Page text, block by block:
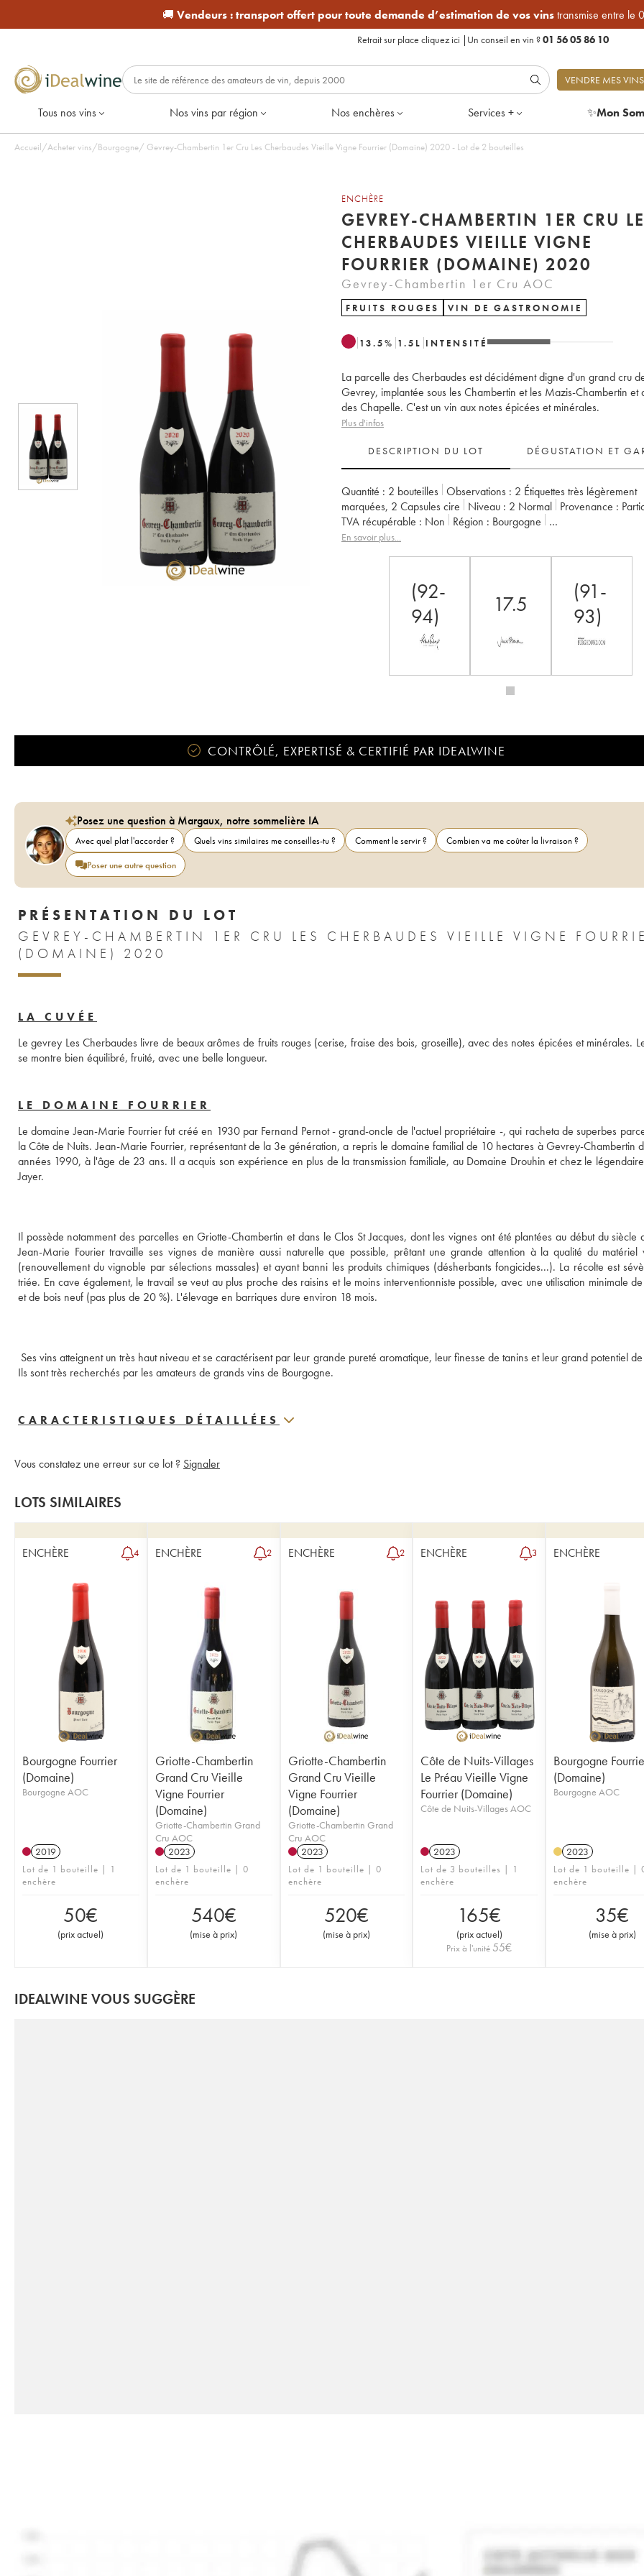
🚚 Vendeurs :transport offert pour toute demande d’estimation de vos vinstransmise entre le
Retrait sur place cliquez ici | Un conseil en vin ?01 56 05 86 10
VENDRE MES VINS
Tous nos vins Nos vins par région Nos enchères Services + ✨Mon
Accueil/Acheter vins/Bourgogne/ Gevrey-Chambertin 1er Cru Les Cherbaudes Vieille Vigne Fourrier (Domaine) 2020 - Lot de 2 bouteilles
ENCHÈRE
GEVREY-CHAMBERTIN 1ER CRU
CHERBAUDES VIEILLE VIGNE
FOURRIER (DOMAINE) 2020
Gevrey-Chambertin 1er Cru AOC
FRUITS ROUGES VIN DE GASTRONOMIE
13.5% 1.5 L INTENSITÉ
La parcelle des Cherbaudes est décidément digne d'un grand cru
Gevrey, implantée sous les Chambertin et les Mazis-Chambertin et
des Chapelle. C'est un vin aux notes épicées et minérales.
Plus d'infos
DESCRIPTION DU LOT DÉGUSTATION ET
Quantité : 2 bouteilles Observations : 2 Étiquettes très légèrement
marquées, 2 Capsules cire Niveau : 2 Normal Provenance :
TVA récupérable :
non Région :
Bourgogne
Appellation :
En savoir plus...
(92-
94)
17.5
(91-
93)
CONTRÔLÉ, EXPERTISÉ & CERTIFIÉ PAR IDEALWINE
Posez une question à Margaux, notre sommelière IA
Avec quel plat l'accorder ? Quels vins similaires me conseilles-tu ? Comment le servir ?
Combien va me coûter la livraison ?
Poser une autre question
PRÉSENTATION DU LOT
GEVREY-CHAMBERTIN 1ER CRU LES CHERBAUDES VIEILLE VIGNE
(DOMAINE) 2020
LA CUVÉE
Le gevrey Les Cherbaudes livre de beaux arômes de fruits rouges (cerise, fraise des bois, groseille), avec des notes épicées et minérales.
se montre bien équilibré, fruité, avec une belle longueur.
LE DOMAINE FOURRIER
Le domaine Jean-Marie Fourrier fut créé en 1930 par Fernand Pernot - grand-oncle de l'actuel propriétaire -, qui racheta de superbes
la Côte de Nuits. Jean-Marie Fourrier, représentant de la 3e génération, a repris le domaine familial de 10 hectares à Gevrey-Chambertin
années 1990, à l'âge de 23 ans. Il a acquis son expérience en plus de la transmission familiale, au Domaine Drouhin et chez le
Jayer.
Il possède notamment des parcelles en Griotte-Chambertin et dans le Clos St Jacques, dont les vignes ont été plantées au début du siècle
Jean-Marie Fourier travaille ses vignes de manière aussi naturelle que possible, prêtant une grande attention à la qualité du matériel
(renouvellement du vignoble par sélections massales) et ayant banni les produits chimiques (désherbants fongicides...). La récolte est
triée. En cave également, le travail se veut au plus proche des raisins et le moins interventionniste possible, avec une utilisation minimale
et de bois neuf (pas plus de 20 %). L'élevage en barriques dure environ 18 mois.
Ses vins atteignent un très haut niveau et se caractérisent par leur grande pureté aromatique, leur finesse de tanins et leur grand potentiel
Ils sont très recherchés par les amateurs de grands vins de Bourgogne.
CARACTERISTIQUES DÉTAILLÉES
Vous constatez une erreur sur ce lot ? Signaler
LOTS SIMILAIRES
ENCHÈRE 4
Bourgogne Fourrier
(Domaine)
Bourgogne AOC
2019
Lot de 1 bouteille | 1
enchère
50€
(prix actuel)
ENCHÈRE 2
Griotte-Chambertin
Grand Cru Vieille
Vigne Fourrier
(Domaine)
Griotte-Chambertin Grand
Cru AOC
2023
Lot de 1 bouteille | 0
enchère
540€
(mise à prix)
ENCHÈRE 2
Griotte-Chambertin
Grand Cru Vieille
Vigne Fourrier
(Domaine)
Griotte-Chambertin Grand
Cru AOC
2023
Lot de 1 bouteille | 0
enchère
520€
(mise à prix)
ENCHÈRE 3
Côte de Nuits-Villages
Le Préau Vieille Vigne
Fourrier (Domaine)
Côte de Nuits-Villages AOC
2023
Lot de 3 bouteilles | 1
enchère
165€
(prix actuel)
Prix à l'unité 55€
ENCHÈRE
Bourgogne
(Domaine)
Bourgogne AOC
2023
Lot de 1 bouteille |
enchère
35€
(mise à prix)
IDEALWINE VOUS SUGGÈRE